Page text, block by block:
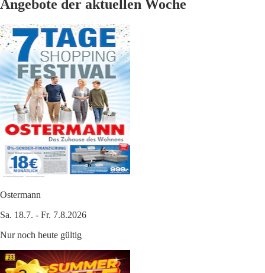
Angebote der aktuellen Woche
Ostermann
Sa. 18.7. - Fr. 7.8.2026
Nur noch heute gültig